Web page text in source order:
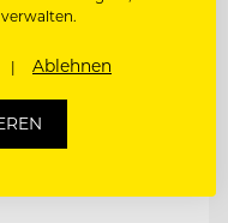
Ablehnen